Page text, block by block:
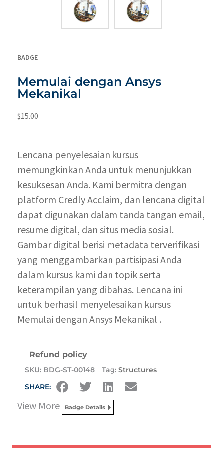
BADGE
Memulai dengan Ansys
Mekanikal
$15.00
Lencana penyelesaian kursus
memungkinkan Anda untuk menunjukkan
kesuksesan Anda. Kami bermitra dengan
platform Credly Acclaim, dan lencana digital
dapat digunakan dalam tanda tangan email,
resume digital, dan situs media sosial.
Gambar digital berisi metadata terverifikasi
yang menggambarkan partisipasi Anda
dalam kursus kami dan topik serta
keterampilan yang dibahas. Lencana ini
untuk berhasil menyelesaikan kursus
Memulai dengan Ansys Mekanikal .
Refund policy
SKU: BDG-ST-00148 Tag: Structures
SHARE:
View More Badge Details